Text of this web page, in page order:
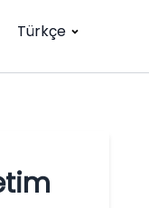
Türkçe